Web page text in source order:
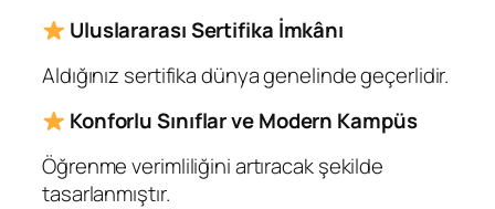
Uluslararası Sertifika İmkânı
Aldığınız sertifika dünya genelinde geçerlidir.
Konforlu Sınıflar ve Modern Kampüs
Öğrenme verimliliğini artıracak şekilde
tasarlanmıştır.